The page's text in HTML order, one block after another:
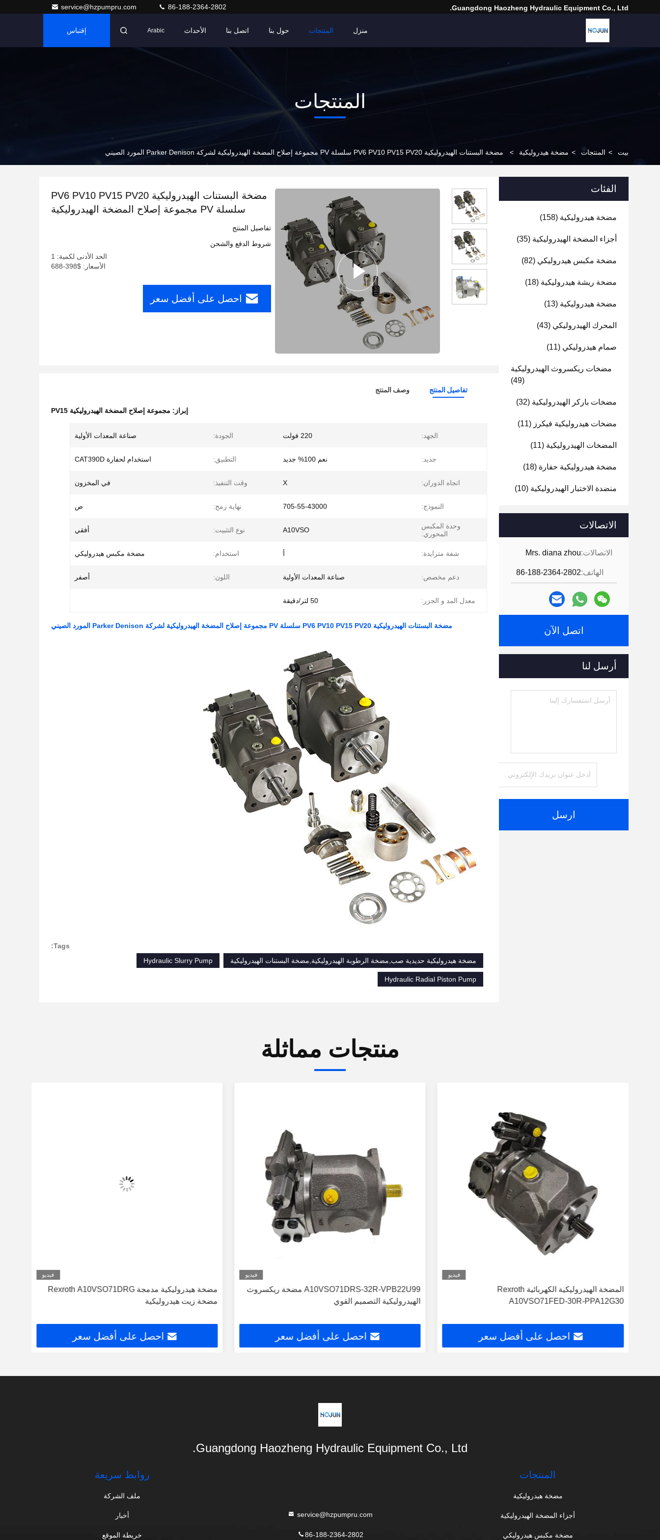
Guangdong Haozheng Hydraulic Equipment Co., Ltd.
service@hzpumpru.com 86-188-2364-2802
منزل المنتجات حول بنا اتصل بنا الأحداث Arabic إقتباس
المنتجات
بيت > المنتجات > مضخة هيدروليكية > مضخة البستنات الهيدروليكية PV6 PV10 PV15 PV20 سلسلة PV مجموعة إصلاح المضخة الهيدروليكية لشركة Parker Denison المورد الصيني
الفئات
مضخة هيدروليكية (158)
أجزاء المضخة الهيدروليكية (35)
مضخة مكبس هيدروليكي (82)
مضخة ريشة هيدروليكية (18)
مضخة هيدروليكية (13)
المحرك الهيدروليكي (43)
صمام هيدروليكي (11)
مضخات ريكسروث الهيدروليكية
(49)
مضخات باركر الهيدروليكية (32)
مضخات هيدروليكية فيكرز (11)
المضخات الهيدروليكية (11)
مضخة هيدروليكية حفارة (18)
منضدة الاختبار الهيدروليكية (10)
الاتصالات
الاتصالات:Mrs. diana zhou
الهاتف:86-188-2364-2802
اتصل الآن
أرسل لنا
ارسل
مضخة البستنات الهيدروليكية PV6 PV10 PV15 PV20
سلسلة PV مجموعة إصلاح المضخة الهيدروليكية
تفاصيل المنتج
شروط الدفع والشحن
الحد الأدنى لكمية: 1
الأسعار: $398-688
احصل على أفضل سعر
تفاصيل المنتج وصف المنتج
إبراز: مجموعة إصلاح المضخة الهيدروليكية PV15
الجهد: 220 فولت الجودة: صناعة المعدات الأولية
جديد: نعم 100% جديد التطبيق: استخدام لحفارة CAT390D
اتجاه الدوران: X وقت التنفيذ: في المخزون
النموذج: 705-55-43000 نهاية رمح: ص
وحدة المكبس
المحوري:
A10VSO نوع التثبيت: أفقي
شفة متزايدة: أ استخدام: مضخة مكبس هيدروليكي
دعم مخصص: صناعة المعدات الأولية اللون: أصفر
معدل المد و الجزر: 50 لتر/دقيقة
مضخة البستنات الهيدروليكية PV6 PV10 PV15 PV20 سلسلة PV مجموعة إصلاح المضخة الهيدروليكية لشركة Parker Denison المورد الصيني
Tags:
مضخة هيدروليكية حديدية صب,مضخة الرطوبة الهيدروليكية,مضخة البستنات الهيدروليكية
Hydraulic Slurry Pump
Hydraulic Radial Piston Pump
منتجات مماثلة
فيديو
المضخة الهيدروليكية الكهربائية Rexroth
A10VSO71FED-30R-PPA12G30
احصل على أفضل سعر
فيديو
A10VSO71DRS-32R-VPB22U99 مضخة ريكسروث
الهيدروليكية التصميم القوي
احصل على أفضل سعر
فيديو
مضخة هيدروليكية مدمجة Rexroth A10VSO71DRG
مضخة زيت هيدروليكية
احصل على أفضل سعر
Guangdong Haozheng Hydraulic Equipment Co., Ltd.
المنتجات
مضخة هيدروليكية
أجزاء المضخة الهيدروليكية
مضخة مكبس هيدروليكي
service@hzpumpru.com
86-188-2364-2802
روابط سريعة
ملف الشركة
أخبار
خريطة الموقع